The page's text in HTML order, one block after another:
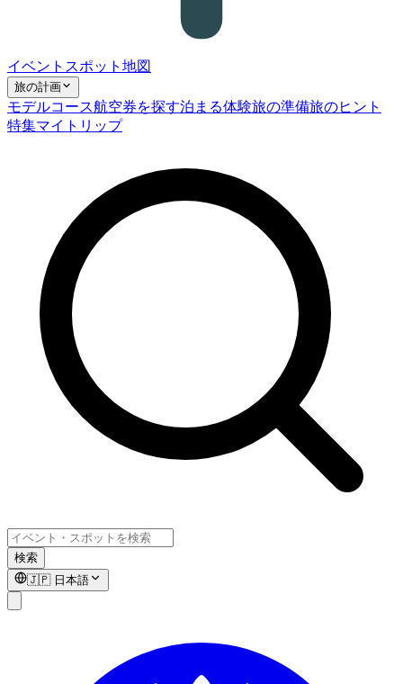
イベント スポット 地図
旅の計画
モデルコース航空券を探す泊まる体験旅の準備旅のヒント
特集マイトリップ
検索
🇯🇵 日本語